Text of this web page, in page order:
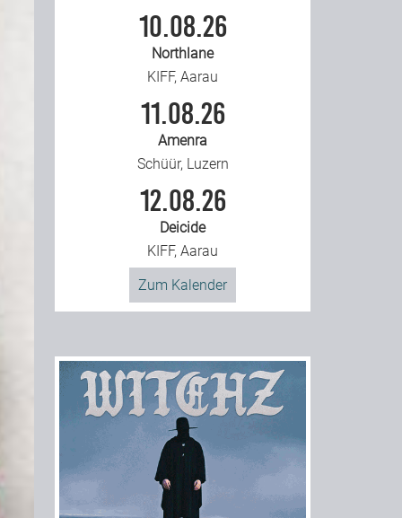
10.08.26
Northlane
KIFF, Aarau
11.08.26
Amenra
Schüür, Luzern
12.08.26
Deicide
KIFF, Aarau
Zum Kalender